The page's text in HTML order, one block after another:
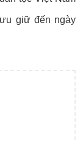
giữ đến ngày